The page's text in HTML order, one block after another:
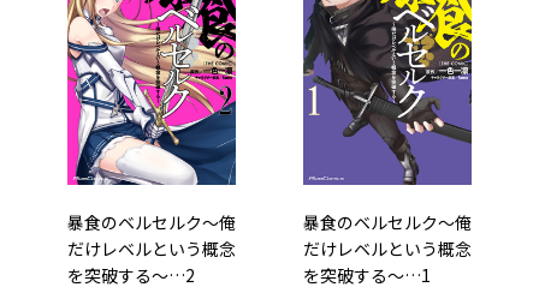
暴食のベルセルク～俺
だけレベルという概念
を突破する～…2
暴食のベルセルク～俺
だけレベルという概念
を突破する～…1